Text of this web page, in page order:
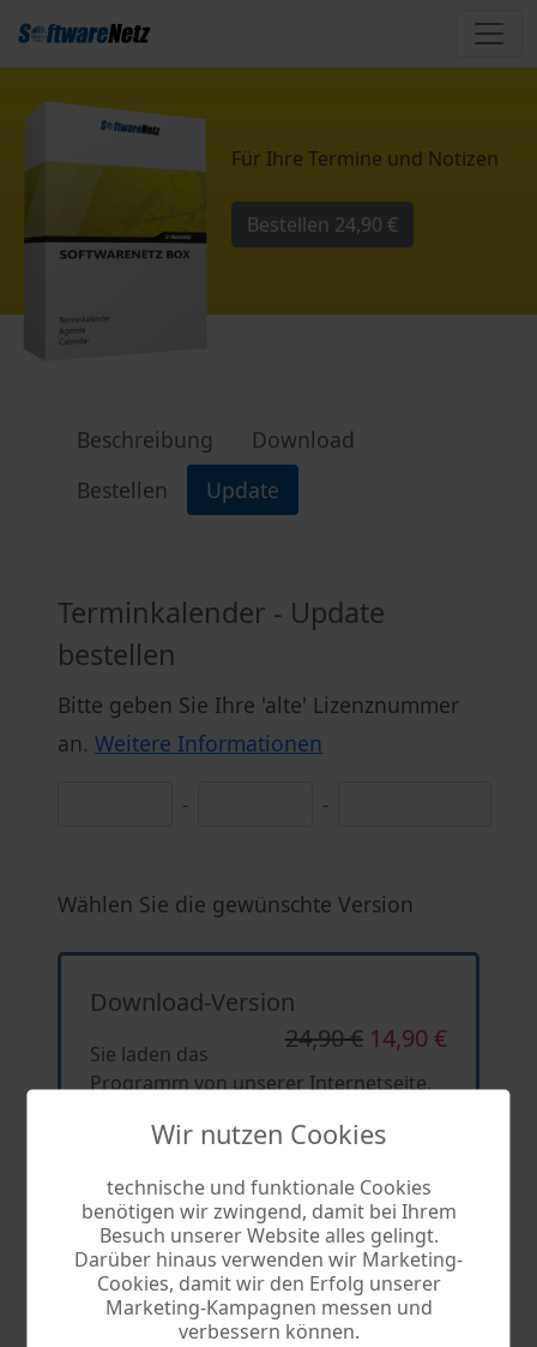
Wir nutzen Cookies
technische und funktionale Cookies
benötigen wir zwingend, damit bei Ihrem
Besuch unserer Website alles gelingt.
Darüber hinaus verwenden wir Marketing-
Cookies, damit wir den Erfolg unserer
Marketing-Kampagnen messen und
verbessern können.
Für Ihre Termine und Notizen
Bestellen 24,90 €
Beschreibung
Download
Bestellen
Update
Terminkalender - Update
bestellen
Bitte geben Sie Ihre 'alte' Lizenznummer
an. Weitere Informationen
- -
Wählen Sie die gewünschte Version
Download-Version
24,90 € 14,90 €
Sie laden das
Programm von unserer Internetseite.
DVD Box 34,90 €24,90 €
Sie erhalten Programm und